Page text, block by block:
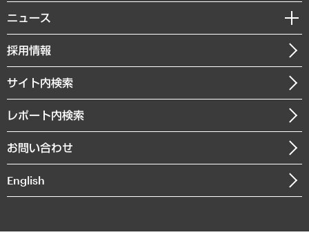
共生・ダイバーシティ
GRC（ガバナンス・リスク・コンプライアンス）・防災（政策）
経済・産業・雇用・労働
まちづくり・観光・交通・スポーツ・スマートシティ
自然資源・農林水産業・食料システム
経営用語集
受託・受注実績（官公庁関連）
メディア掲載・出演
受託案件情報
私たちの想い
社長メッセージ
会社概要
沿革
組織図・本部部室紹介
インドネシア現地法人
個人情報保護方針
ニュース
ニュースリリース
お知らせ
採用情報
サイト内検索
レポート内検索
お問い合わせ
English